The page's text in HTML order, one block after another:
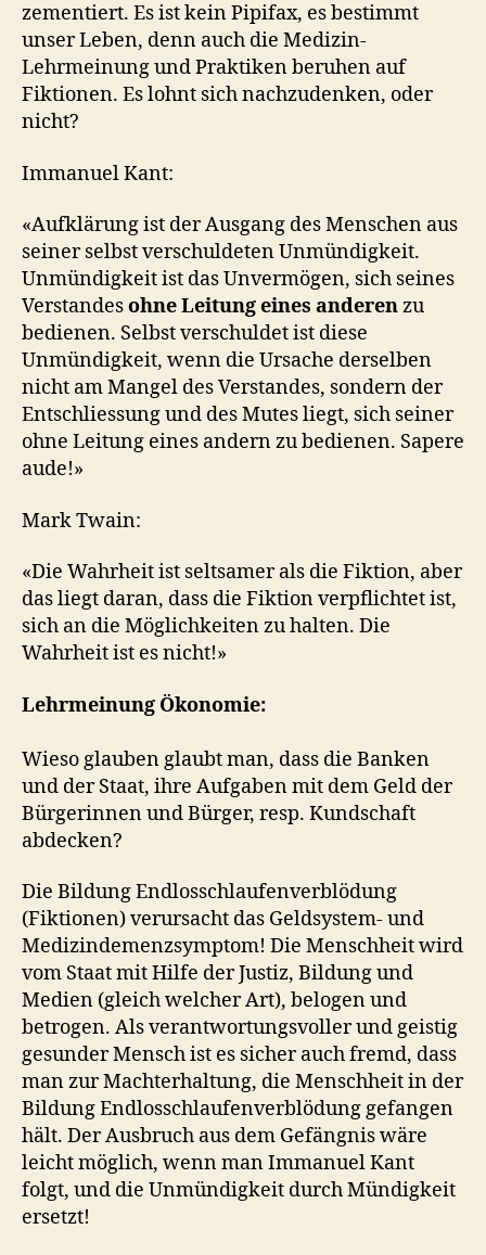
zementiert. Es ist kein Pipifax, es bestimmt
unser Leben, denn auch die Medizin-
Lehrmeinung und Praktiken beruhen auf
Fiktionen. Es lohnt sich nachzudenken, oder
nicht?
Immanuel Kant:
«Aufklärung ist der Ausgang des Menschen aus
seiner selbst verschuldeten Unmündigkeit.
Unmündigkeit ist das Unvermögen, sich seines
Verstandesohne Leitung eines anderenzu
bedienen. Selbst verschuldet ist diese
Unmündigkeit, wenn die Ursache derselben
nicht am Mangel des Verstandes, sondern der
Entschliessung und des Mutes liegt, sich seiner
ohne Leitung eines andern zu bedienen. Sapere
aude!»
Mark Twain:
«Die Wahrheit ist seltsamer als die Fiktion, aber
das liegt daran, dass die Fiktion verpflichtet ist,
sich an die Möglichkeiten zu halten. Die
Wahrheit ist es nicht!»
Lehrmeinung Ökonomie:
Wieso glauben glaubt man, dass die Banken
und der Staat, ihre Aufgaben mit dem Geld der
Bürgerinnen und Bürger, resp. Kundschaft
abdecken?
Die Bildung Endlosschlaufenverblödung
(Fiktionen) verursacht das Geldsystem- und
Medizindemenzsymptom! Die Menschheit wird
vom Staat mit Hilfe der Justiz, Bildung und
Medien (gleich welcher Art), belogen und
betrogen. Als verantwortungsvoller und geistig
gesunder Mensch ist es sicher auch fremd, dass
man zur Machterhaltung, die Menschheit in der
Bildung Endlosschlaufenverblödung gefangen
hält. Der Ausbruch aus dem Gefängnis wäre
leicht möglich, wenn man Immanuel Kant
folgt, und die Unmündigkeit durch Mündigkeit
ersetzt!